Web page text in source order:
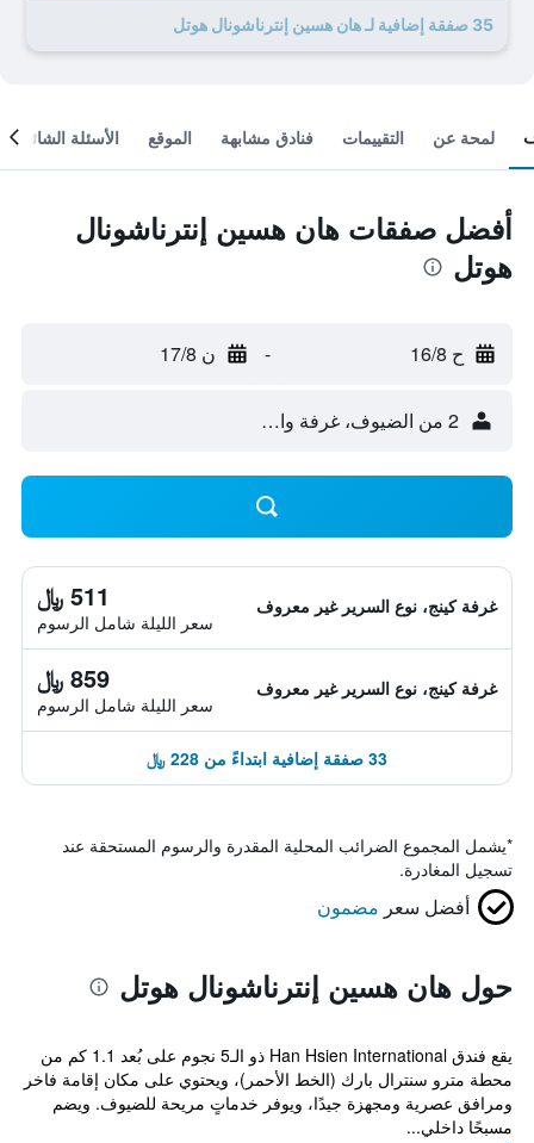
35 صفقة إضافية لـ هان هسين إنترناشونال هوتل
لمحة عن التقييمات فنادق مشابهة الموقع الأسئلة الشائعة
أفضل صفقات هان هسين إنترناشونال
هوتل
ح 16/8 - ن 17/8
2 من الضيوف، غرفة واحدة
غرفة كينج، نوع السرير غير معروف 511 ﷼
سعر الليلة شامل الرسوم
غرفة كينج، نوع السرير غير معروف 859 ﷼
سعر الليلة شامل الرسوم
33 صفقة إضافية ابتداءً من 228 ﷼
*يشمل المجموع الضرائب المحلية المقدرة والرسوم المستحقة عند
تسجيل المغادرة.
أفضل سعر مضمون
حول هان هسين إنترناشونال هوتل
يقع فندق Han Hsien International ذو الـ5 نجوم على بُعد 1.1 كم من
محطة مترو سنترال بارك (الخط الأحمر)، ويحتوي على مكان إقامة فاخر
ومرافق عصرية ومجهزة جيدًا، ويوفر خدماتٍ مريحة للضيوف. ويضم
مسبحًا داخلي...